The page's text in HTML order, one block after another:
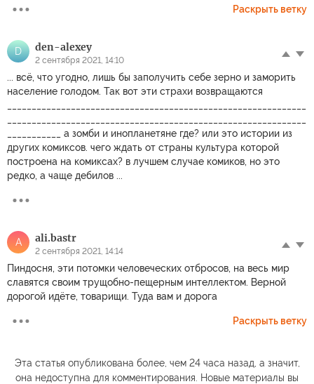
Раскрыть ветку
D den-alexey
2 сентября 2021, 14:10
... всё, что угодно, лишь бы заполучить себе зерно и заморить
население голодом. Так вот эти страхи возвращаются
___________ а зомби и инопланетяне где? или это истории из
других комиксов. чего ждать от страны культура которой
построена на комиксах? в лучшем случае комиков, но это
редко, а чаще дебилов ...
A ali.bastr
2 сентября 2021, 14:14
Пиндосня, эти потомки человеческих отбросов, на весь мир
славятся своим трущобно-пещерным интеллектом. Верной
дорогой идёте, товарищи. Туда вам и дорога
Раскрыть ветку
Эта статья опубликована более, чем 24 часа назад, а значит,
она недоступна для комментирования. Новые материалы вы